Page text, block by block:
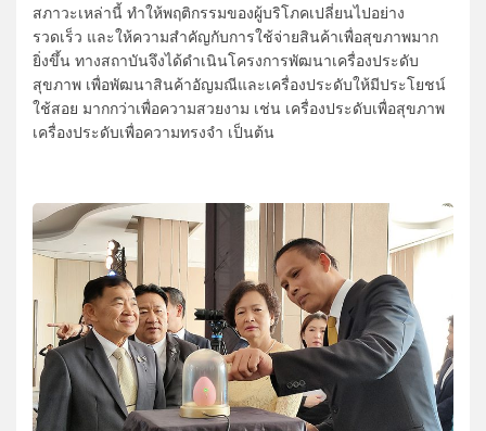
สภาวะเหล่านี้ ทำให้พฤติกรรมของผู้บริโภคเปลี่ยนไปอย่าง
รวดเร็ว และให้ความสำคัญกับการใช้จ่ายสินค้าเพื่อสุขภาพมาก
ยิ่งขึ้น ทางสถาบันจึงได้ดำเนินโครงการพัฒนาเครื่องประดับ
สุขภาพ เพื่อพัฒนาสินค้าอัญมณีและเครื่องประดับให้มีประโยชน์
ใช้สอย มากกว่าเพื่อความสวยงาม เช่น เครื่องประดับเพื่อสุขภาพ
เครื่องประดับเพื่อความทรงจำ เป็นต้น